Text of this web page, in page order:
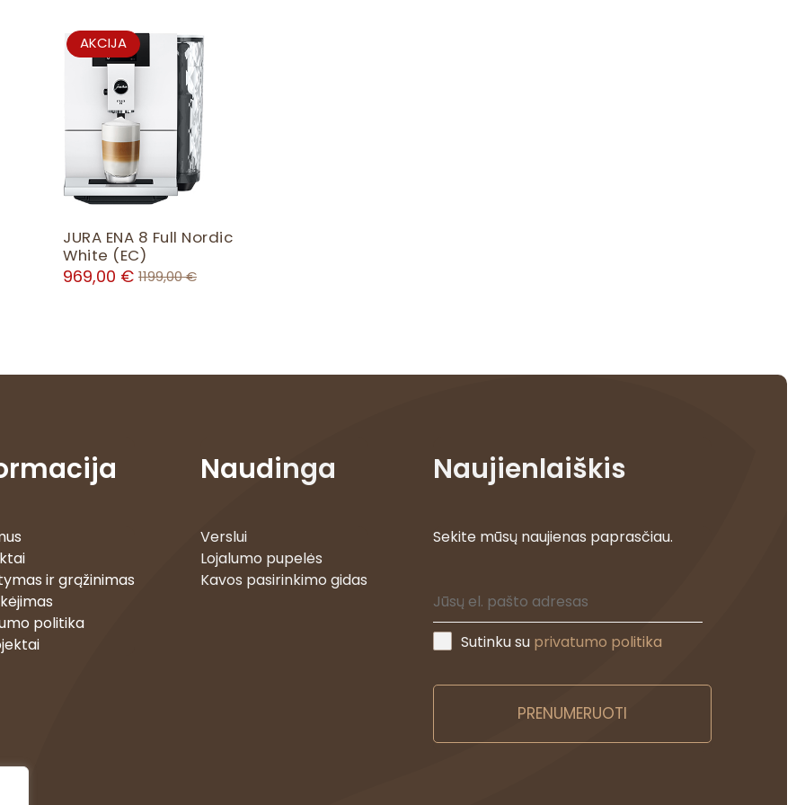
AKCIJA
R
O
U
C
T
O
N
A
L
E
JURA ENA 8 Full Nordic
White (EC)
969,00 € 1199,00€
ir grąžinimas
politika
Naudinga
Verslui
Lojalumo pupelės
Kavos pasirinkimo gidas
Naujienlaiškis
Sekite mūsų naujienas paprasčiau.
Sutinku su privatumo politika
PRENUMERUOTI